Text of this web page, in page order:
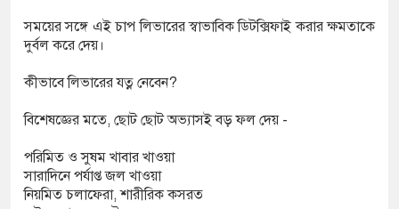
সময়ের সঙ্গে এই চাপ লিভারের স্বাভাবিক ডিটক্সিফাই করার ক্ষমতাকে
দুর্বল করে দেয়।
কীভাবে লিভারের যত্ন নেবেন?
বিশেষজ্ঞের মতে, ছোট ছোট অভ্যাসই বড় ফল দেয় -
পরিমিত ও সুষম খাবার খাওয়া
সারাদিনে পর্যাপ্ত জল খাওয়া
নিয়মিত চলাফেরা, শারীরিক কসরত